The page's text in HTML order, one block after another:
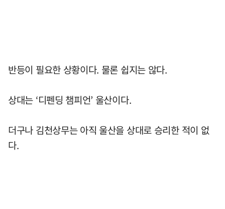
반등이 필요한 상황이다. 물론 쉽지는 않다.
상대는 ‘디펜딩 챔피언’ 울산이다.
더구나 김천상무는 아직 울산을 상대로 승리한 적이 없
다.